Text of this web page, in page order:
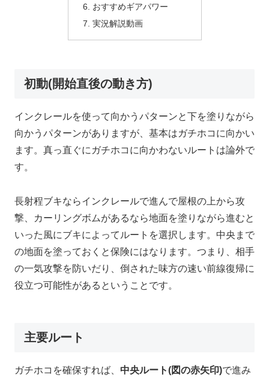
おすすめギアパワー
実況解説動画
初動(開始直後の動き方)
インクレールを使って向かうパターンと下を塗りながら
向かうパターンがありますが、基本はガチホコに向かい
ます。真っ直ぐにガチホコに向かわないルートは論外で
す。
長射程ブキならインクレールで進んで屋根の上から攻
撃、カーリングボムがあるなら地面を塗りながら進むと
いった風にブキによってルートを選択します。中央まで
の地面を塗っておくと保険にはなります。つまり、相手
の一気攻撃を防いだり、倒された味方の速い前線復帰に
役立つ可能性があるということです。
主要ルート
ガチホコを確保すれば、 中央ルート(図の赤矢印)で進み